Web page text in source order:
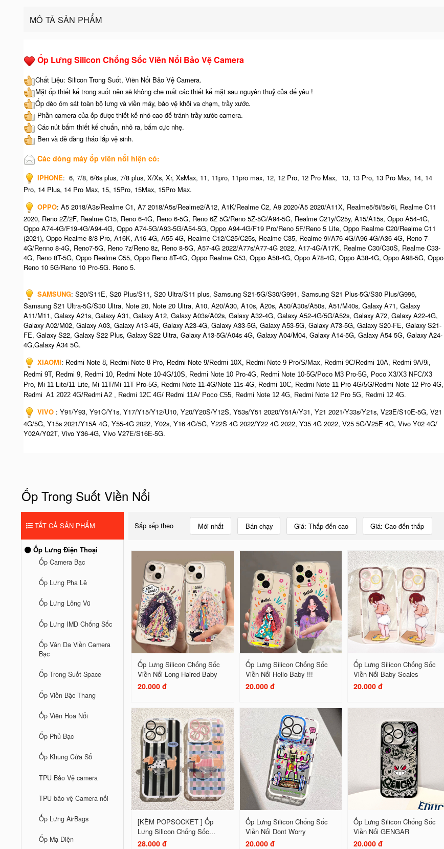
MÔ TẢ SẢN PHẨM
Ốp Lưng Silicon Chống Sốc Viền Nổi Bảo Vệ Camera
Chất Liệu: Silicon Trong Suốt, Viền Nổi Bảo Vệ Camera.
Mặt ốp thiết kế trong suốt nên sẽ không che mất các thiết kế mặt sau nguyên thuỷ của dế yêu !
Ốp dẻo ôm sát toàn bộ lưng và viền máy, bảo vệ khỏi va chạm, trầy xước.
Phần camera của ốp được thiết kế nhô cao để tránh trầy xước camera.
Các nút bấm thiết kế chuẩn, nhô ra, bấm cực nhẹ.
Bền và dễ dàng tháo lắp vệ sinh.
Các dòng máy ốp viền nổi hiện có:
IPHONE: 6, 7/8, 6/6s plus, 7/8 plus, X/Xs, Xr, XsMax, 11, 11pro, 11pro max, 12, 12 Pro, 12 Pro Max, 13, 13 Pro, 13 Pro Max, 14, 14
Pro, 14 Plus, 14 Pro Max, 15, 15Pro, 15Max, 15Pro Max.
OPPO: A5 2018/A3s/Realme C1, A7 2018/A5s/Realme2/A12, A1K/Realme C2, A9 2020/A5 2020/A11X, Realme5/5i/5s/6i, Realme C11
2020, Reno 2Z/2F, Realme C15, Reno 6-4G, Reno 6-5G, Reno 6Z 5G/Reno 5Z-5G/A94-5G, Realme C21y/C25y, A15/A15s, Oppo A54-4G,
Oppo A74-4G/F19-4G/A94-4G, Oppo A74-5G/A93-5G/A54-5G, Oppo A94-4G/F19 Pro/Reno 5F/Reno 5 Lite, Oppo Realme C20/Realme C11
(2021), Oppo Realme 8/8 Pro, A16K, A16-4G, A55-4G, Realme C12/C25/C25s, Realme C35, Realme 9i/A76-4G/A96-4G/A36-4G, Reno 7-
4G/Renno 8-4G, Reno7-5G, Reno 7z/Reno 8z, Reno 8-5G, A57-4G 2022/A77s/A77-4G 2022, A17-4G/A17K, Realme C30/C30S, Realme C33-
4G, Reno 8T-5G, Oppo Realme C55, Oppo Reno 8T-4G, Oppo Realme C53, Oppo A58-4G, Oppo A78-4G, Oppo A38-4G, Oppo A98-5G, Oppo
Reno 10 5G/Reno 10 Pro-5G. Reno 5.
SAMSUNG: S20/S11E, S20 Plus/S11, S20 Ultra/S11 plus, Samsung S21-5G/S30/G991, Samsung S21 Plus-5G/S30 Plus/G996,
Samsung S21 Ultra-5G/S30 Ultra, Note 20, Note 20 Ultra, A10, A20/A30, A10s, A20s, A50/A30s/A50s, A51/M40s, Galaxy A71, Galaxy
A11/M11, Galaxy A21s, Galaxy A31, Galaxy A12, Galaxy A03s/A02s, Galaxy A32-4G, Galaxy A52-4G/5G/A52s, Galaxy A72, Galaxy A22-4G,
Galaxy A02/M02, Galaxy A03, Galaxy A13-4G, Galaxy A23-4G, Galaxy A33-5G, Galaxy A53-5G, Galaxy A73-5G, Galaxy S20-FE, Galaxy S21-
FE, Galaxy S22, Galaxy S22 Plus, Galaxy S22 Ultra, Galaxy A13-5G/A04s 4G, Galaxy A04/M04, Galaxy A14-5G, Galaxy A54 5G, Galaxy A24-
4G,Galaxy A34 5G.
XIAOMI: Redmi Note 8, Redmi Note 8 Pro, Redmi Note 9/Redmi 10X, Redmi Note 9 Pro/S/Max, Redmi 9C/Redmi 10A, Redmi 9A/9i,
Redmi 9T, Redmi 9, Redmi 10, Redmi Note 10-4G/10S, Redmi Note 10 Pro-4G, Redmi Note 10-5G/Poco M3 Pro-5G, Poco X3/X3 NFC/X3
Pro, Mi 11 Lite/11 Lite, Mi 11T/Mi 11T Pro-5G, Redmi Note 11-4G/Note 11s-4G, Redmi 10C, Redmi Note 11 Pro 4G/5G/Redmi Note 12 Pro 4G,
Redmi A1 2022 4G/Redmi A2 , Redmi 12C 4G/ Redmi 11A/ Poco C55, Redmi Note 12 4G, Redmi Note 12 Pro 5G, Redmi 12 4G.
VIVO : Y91/Y93, Y91C/Y1s, Y17/Y15/Y12/U10, Y20/Y20S/Y12S, Y53s/Y51 2020/Y51A/Y31, Y21 2021/Y33s/Y21s, V23E/S10E-5G, V21
4G/5G, Y15s 2021/Y15A 4G, Y55-4G 2022, Y02s, Y16 4G/5G, Y22S 4G 2022/Y22 4G 2022, Y35 4G 2022, V25 5G/V25E 4G, Vivo Y02 4G/
Y02A/Y02T, Vivo Y36-4G, Vivo V27E/S16E-5G.
Ốp Trong Suốt Viền Nổi
TẤT CẢ SẢN PHẨM
Ốp Lưng Điện Thoại
Ốp Camera Bạc
Ốp Lưng Pha Lê
Ốp Lưng Lông Vũ
Ốp Lưng IMD Chống Sốc
Ốp Vân Da Viền Camera
Bạc
Ốp Trong Suốt Space
Ốp Viền Bậc Thang
Ốp Viền Hoa Nổi
Ốp Phủ Bạc
Ốp Khung Cửa Sổ
TPU Bảo Vệ camera
TPU bảo vệ Camera nổi
Ốp Lưng AirBags
Ốp Mạ Điện
Sắp xếp theo Mới nhất Bán chạy Giá: Thấp đến cao Giá: Cao đến thấp
Ốp Lưng Silicon Chống Sốc
Viền Nổi Long Haired Baby
20.000 đ
Ốp Lưng Silicon Chống Sốc
Viền Nổi Hello Baby !!!
20.000 đ
Ốp Lưng Silicon Chống Sốc
Viền Nổi Baby Scales
20.000 đ
[KÈM POPSOCKET ] Ốp
Lưng Silicon Chống Sốc...
28.000 đ
Ốp Lưng Silicon Chống Sốc
Viền Nổi Dont Worry
20.000 đ
Ốp Lưng Silicon Chống Sốc
Viền Nổi GENGAR
20.000 đ